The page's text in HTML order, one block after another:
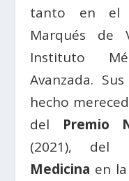
tanto en el
Marqués de
Instituto
Avanzada.
hecho
del Premio
(2021), del
Medicina en